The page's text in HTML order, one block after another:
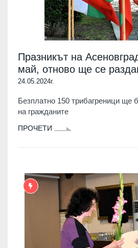
Празникът на
май, отново ще се
24.05.2024г.
Безплатно 150 трибагреници ще
на гражданите
ПРОЧЕТИ